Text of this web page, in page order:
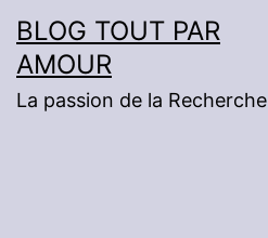
BLOG TOUT PAR
AMOUR
La passion de la Recherche